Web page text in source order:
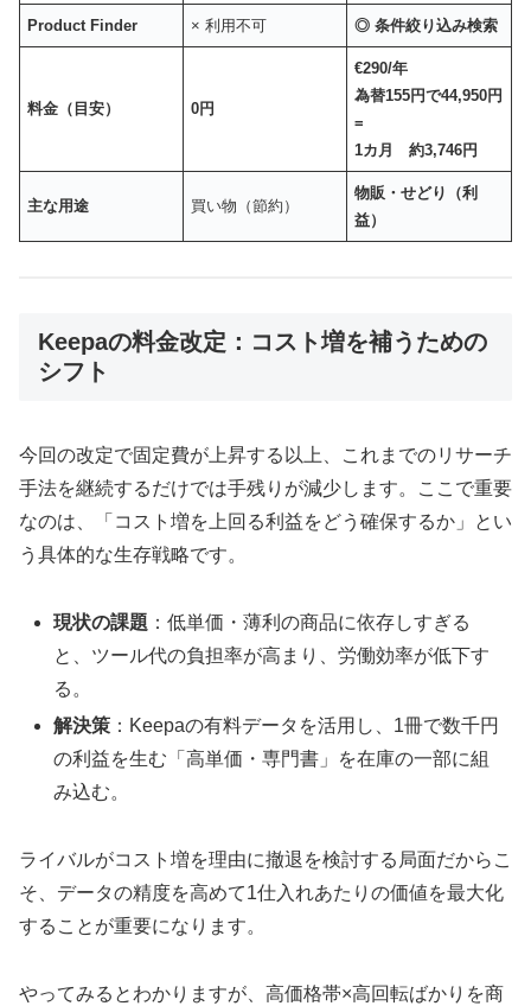
Product Finder × 利用不可 ◎ 条件絞り込み検索
料金（目安） 0円
€290/年
為替155円で44,950円
=
1カ月 約3,746円
主な用途 買い物（節約）
物販・せどり（利
益）
Keepaの料金改定：コスト増を補うための
シフト
今回の改定で固定費が上昇する以上、これまでのリサーチ
手法を継続するだけでは手残りが減少します。ここで重要
なのは、「コスト増を上回る利益をどう確保するか」とい
う具体的な生存戦略です。
現状の課題 ：低単価・薄利の商品に依存しすぎる
と、ツール代の負担率が高まり、労働効率が低下す
る。
解決策 ：Keepaの有料データを活用し、1冊で数千円
の利益を生む「高単価・専門書」を在庫の一部に組
み込む。
ライバルがコスト増を理由に撤退を検討する局面だからこ
そ、データの精度を高めて1仕入れあたりの価値を最大化
することが重要になります。
やってみるとわかりますが、高価格帯×高回転ばかりを商